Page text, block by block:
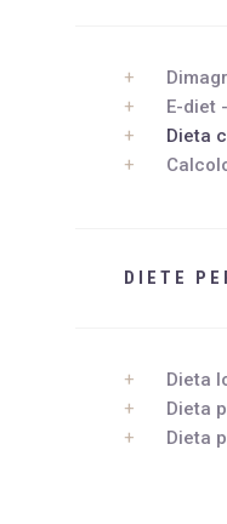
+39 389
E-diet
Dieta
DIETE
Dieta
Dieta
Dieta